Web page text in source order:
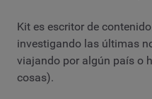
Kit es escritor de
investigando las últimas
viajando por algún país o
cosas).